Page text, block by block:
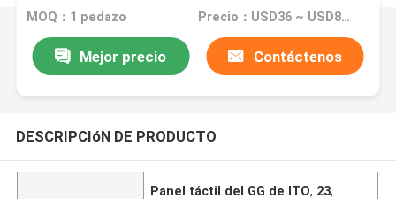
ILITEK
MOQ：1 pedazo Precio：USD36 ~ USD80 per piece
Mejor precio Contáctenos
DESCRIPCIóN DE PRODUCTO
Panel táctil del GG de ITO, 23,